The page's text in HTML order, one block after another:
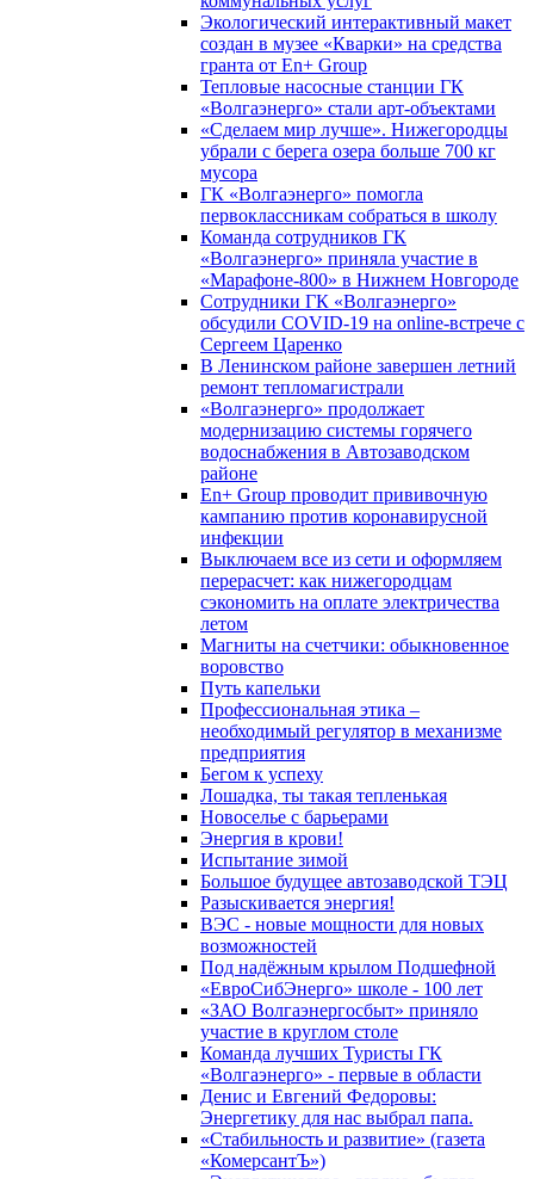
Экологический интерактивный макет
создан в музее «Кварки» на средства
гранта от En+ Group
Тепловые насосные станции ГК
«Волгаэнерго» стали арт-объектами
«Сделаем мир лучше». Нижегородцы
убрали с берега озера больше 700 кг
мусора
ГК «Волгаэнерго» помогла
первоклассникам собраться в школу
Команда сотрудников ГК
«Волгаэнерго» приняла участие в
«Марафоне-800» в Нижнем Новгороде
Сотрудники ГК «Волгаэнерго»
обсудили COVID-19 на online-встрече с
Сергеем Царенко
В Ленинском районе завершен летний
ремонт тепломагистрали
«Волгаэнерго» продолжает
модернизацию системы горячего
водоснабжения в Автозаводском
районе
En+ Group проводит прививочную
кампанию против коронавирусной
инфекции
Выключаем все из сети и оформляем
перерасчет: как нижегородцам
сэкономить на оплате электричества
летом
Магниты на счетчики: обыкновенное
воровство
Путь капельки
Профессиональная этика –
необходимый регулятор в механизме
предприятия
Бегом к успеху
Лошадка, ты такая тепленькая
Новоселье с барьерами
Энергия в крови!
Испытание зимой
Большое будущее автозаводской ТЭЦ
Разыскивается энергия!
ВЭС - новые мощности для новых
возможностей
Под надёжным крылом Подшефной
«ЕвроСибЭнерго» школе - 100 лет
«ЗАО Волгаэнергосбыт» приняло
участие в круглом столе
Команда лучших Туристы ГК
«Волгаэнерго» - первые в области
Денис и Евгений Федоровы:
Энергетику для нас выбрал папа.
«Стабильность и развитие» (газета
«КомерсантЪ»)